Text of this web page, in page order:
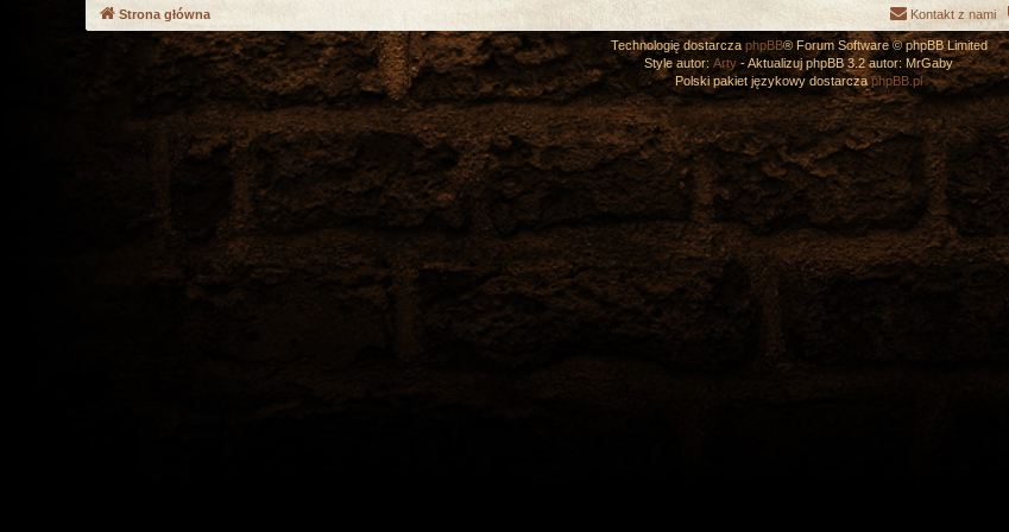
Strona główna Kontakt z nami
Technologię dostarcza phpBB® Forum Software © phpBB Limited
Style autor: Arty - Aktualizuj phpBB 3.2 autor: MrGaby
Polski pakiet językowy dostarczaphpBB.pl